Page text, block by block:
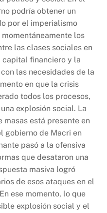
podría obtener un
por el imperialismo
los
las clases sociales en
capital financiero y la
las necesidades de la
en que la crisis
todos los procesos,
explosión social. La
masas está presente en
gobierno de Macri en
pasó a la ofensiva
que desataron una
masiva logró
de esos ataques en el
ese momento, lo que
explosión social y el